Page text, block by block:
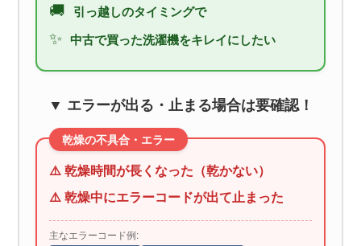
🚚 引っ越しのタイミングで
✨ 中古で買った洗濯機をキレイにしたい
▼ エラーが出る・止まる場合は要確認！
乾燥の不具合・エラー
⚠️ 乾燥時間が長くなった（乾かない）
⚠️ 乾燥中にエラーコードが出て止まった
主なエラーコード例: